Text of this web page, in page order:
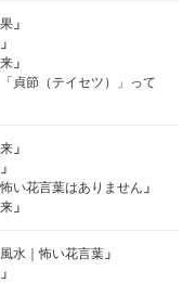
」
」
」
貞節（テイセツ）」って
」
」
い花言葉はありません 」
」
水｜怖い花言葉 」
」